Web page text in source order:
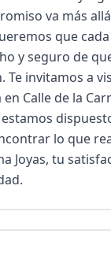
va más
que
y seguro de
Te invitamos a
Calle de la
lo que
Joyas, tu